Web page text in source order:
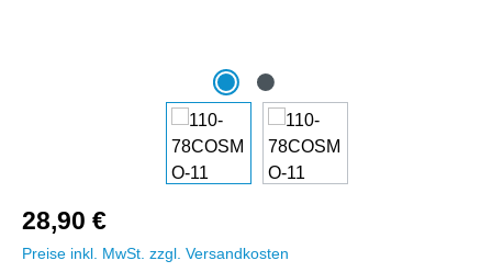
28,90 €
Preise inkl. MwSt. zzgl. Versandkosten